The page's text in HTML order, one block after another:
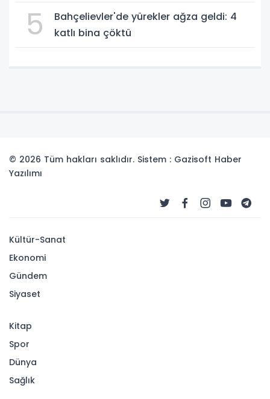
5
Bahçelievler'de yürekler ağza geldi: 4
katlı bina çöktü
© 2026 Tüm hakları saklıdır. Sistem : Gazisoft Haber
Yazılımı
Kültür-Sanat
Ekonomi
Gündem
Siyaset
Kitap
Spor
Dünya
Sağlık